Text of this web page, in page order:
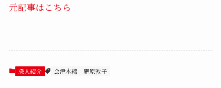
元記事はこちら
職人紹介 会津木綿 庵原敦子